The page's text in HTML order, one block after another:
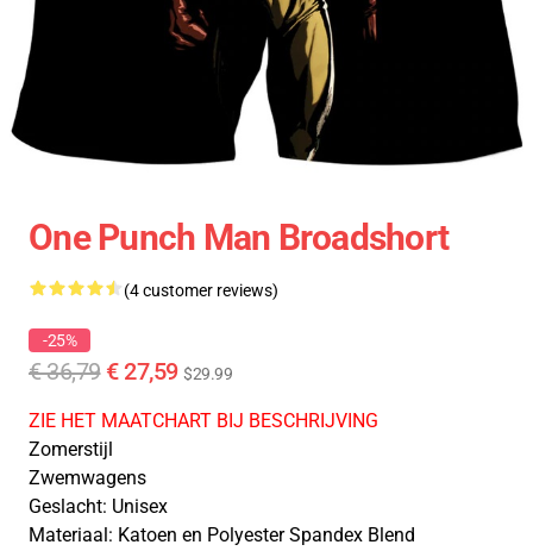
One Punch Man Broadshort
(4 customer reviews)
-25%
€ 36,79 € 27,59 $29.99
ZIE HET MAATCHART BIJ BESCHRIJVING
Zomerstijl
Zwemwagens
Geslacht: Unisex
Materiaal: Katoen en Polyester Spandex Blend